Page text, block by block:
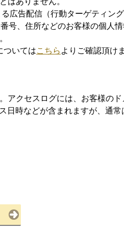
広告配信（行動ターゲティン
号、住所などのお客様の個人情
ついてはこちら よりご確認頂けま
アクセスログには、お客様のド
日時などが含まれますが、通常